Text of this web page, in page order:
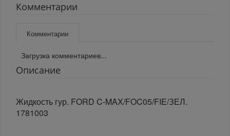
Комментарии
Комментарии
Загрузка комментариев...
Описание
Жидкость гур. FORD C-MAX/FOC05/FIE/ЗЕЛ.
1781003